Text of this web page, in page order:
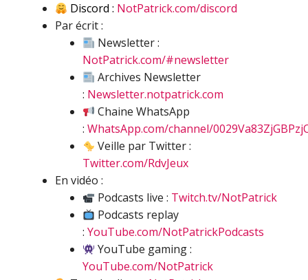
Discord : NotPatrick.com/discord
Par écrit :
Newsletter :
NotPatrick.com/#newsletter
Archives Newsletter
: Newsletter.notpatrick.com
Chaine WhatsApp
: WhatsApp.com/channel/
Veille par Twitter :
Twitter.com/RdvJeux
En vidéo :
Podcasts live : Twitch.tv/NotPatrick
Podcasts replay
: YouTube.com/NotPatrickPodcasts
YouTube gaming :
YouTube.com/NotPatrick